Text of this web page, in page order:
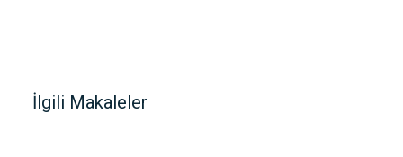
İlgili Makaleler